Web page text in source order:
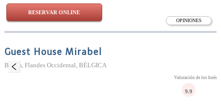
OPINIONES
RESERVAR ONLINE
Guest House Mirabel
Brujas, Flandes Occidental, BÉLGICA
Valoración de los
9.9